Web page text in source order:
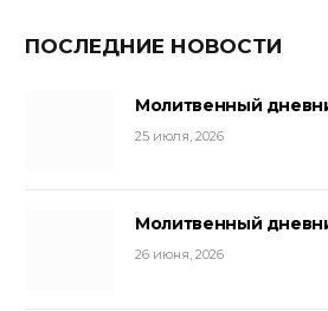
ПОСЛЕДНИЕ НОВОСТИ
Молитвенный
25 июля, 2026
Молитвенный
26 июня, 2026